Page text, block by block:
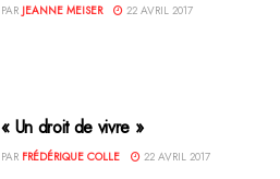
PAR JEANNE MEISER 22 AVRIL 2017
« Un droit de vivre »
PAR FRÉDÉRIQUE COLLE 22 AVRIL 2017